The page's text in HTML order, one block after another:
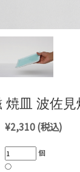
焼皿 波佐見
¥2,310(税込)
個
○